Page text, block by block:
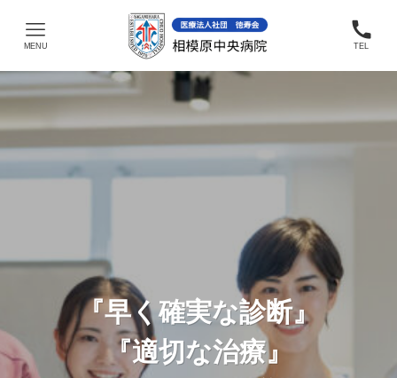
TEL
MENU
『早く確実な診断』
『適切な治療』
『早く確実な診断』
『適切な治療』
『早く確実な診断』
『適切な治療』
『早く確実な診断』
『適切な治療』
『早く確実な診断』
『適切な治療』